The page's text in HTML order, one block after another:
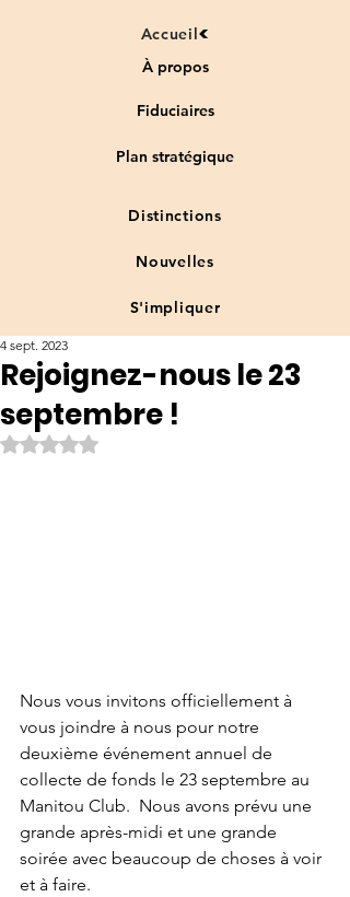
Accueil
À propos
Fiduciaires
Plan stratégique
Distinctions
Nouvelles
S'impliquer
Rejoignez-nous le 23
septembre !
4 sept. 2023
Noté NaN étoiles sur 5.
Nous vous invitons officiellement à
vous joindre à nous pour notre
deuxième événement annuel de
collecte de fonds le 23 septembre au
Manitou Club.  Nous avons prévu une
grande après-midi et une grande
soirée avec beaucoup de choses à voir
et à faire.